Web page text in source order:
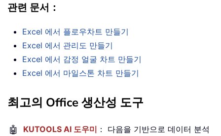
관련 문서：
Excel 에서 플로우차트 만들기
Excel 에서 관리도 만들기
Excel 에서 감정 얼굴 차트 만들기
Excel 에서 마일스톤 차트 만들기
최고의 Office 생산성 도구
🤖 KUTOOLS AI 도우미 ： 다음을 기반으로 데이터 분석